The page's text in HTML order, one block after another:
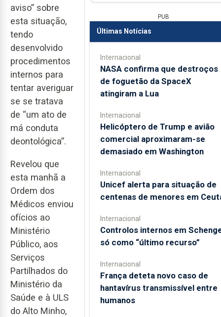
aviso” sobre
esta situação,
tendo
desenvolvido
procedimentos
internos para
tentar averiguar
se se tratava
de “um ato de
má conduta
deontológica”.
Revelou que
esta manhã a
Ordem dos
Médicos enviou
ofícios ao
Ministério
Público, aos
Serviços
Partilhados do
Ministério da
Saúde e à ULS
do Alto Minho,
PUB
Últimas Notícias
Internacional
NASA confirma que destroços
de foguetão da SpaceX
atingiram a Lua
Internacional
Helicóptero de Trump e avião
comercial aproximaram-se
demasiado em Washington
Internacional
Unicef alerta para situação de
centenas de menores em
Internacional
Controlos internos em
só como “último recurso”
Internacional
França deteta novo caso de
hantavírus transmissível entre
humanos